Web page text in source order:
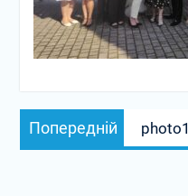
Навігація
записів
Попередній
запис: